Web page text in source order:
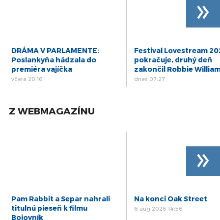
DRÁMA V PARLAMENTE:
Poslankyňa hádzala do
premiéra vajíčka
včera 20:16
Festival Lovestream
pokračuje, druhý deň
zakončil Robbie
dnes 07:27
»
Z WEBMAGAZÍNU
Pam Rabbit a Separ nahrali
titulnú pieseň k filmu
Bojovník
Na konci Oak Street
6 aug 2026 14:56
»